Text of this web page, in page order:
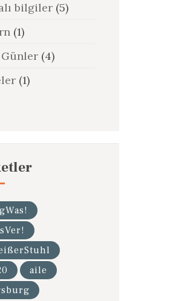
bilgiler(5)
(1)
(4)
(1)
aile